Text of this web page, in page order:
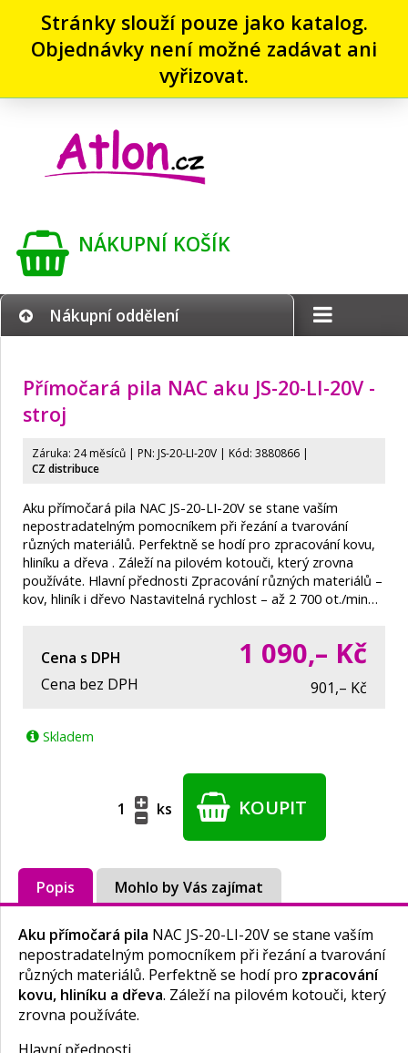
Stránky slouží pouze jako katalog.
Objednávky není možné zadávat ani
vyřizovat.
NÁKUPNÍ KOŠÍK
Nákupní oddělení
Přímočará pila NAC aku JS-20-LI-20V -
stroj
Záruka: 24 měsíců | PN: JS-20-LI-20V | Kód: 3880866 |
CZ distribuce
Aku přímočará pila NAC JS-20-LI-20V se stane vaším
nepostradatelným pomocníkem při řezání a tvarování
různých materiálů. Perfektně se hodí pro zpracování kovu,
hliníku a dřeva . Záleží na pilovém kotouči, který zrovna
používáte. Hlavní přednosti Zpracování různých materiálů –
kov, hliník i dřevo Nastavitelná rychlost – až 2 700 ot./min…
Cena s DPH 1 090,– Kč
Cena bez DPH 901,– Kč
Skladem
ks KOUPIT
Popis Mohlo by Vás zajímat
Aku přímočará pila NAC JS-20-LI-20V se stane vaším
nepostradatelným pomocníkem při řezání a tvarování
různých materiálů. Perfektně se hodí pro zpracování
kovu, hliníku a dřeva. Záleží na pilovém kotouči, který
zrovna používáte.